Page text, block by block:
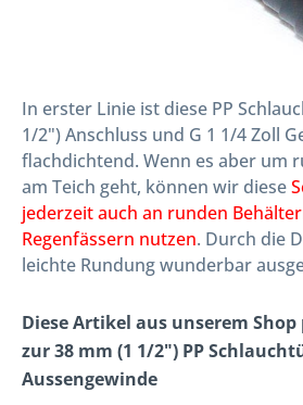
In erster Linie ist diese PP
1/2") Anschluss und G 1 1/4 Zoll
flachdichtend. Wenn es aber um
am Teich geht, können wir diese
jederzeit auch an runden
Regenfässern nutzen. Durch die
leichte Rundung wunderbar
Diese Artikel aus unserem
zur 38 mm (1 1/2") PP
Aussengewinde